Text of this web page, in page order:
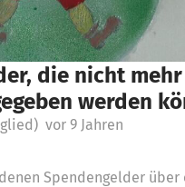
die nicht
werden
vor 9 Jahren
Spendengelder über